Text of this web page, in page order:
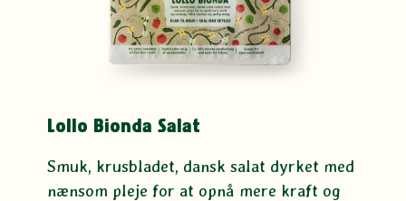
Lollo Bionda Salat
Smuk, krusbladet, dansk salat dyrket med
nænsom pleje for at opnå mere kraft og